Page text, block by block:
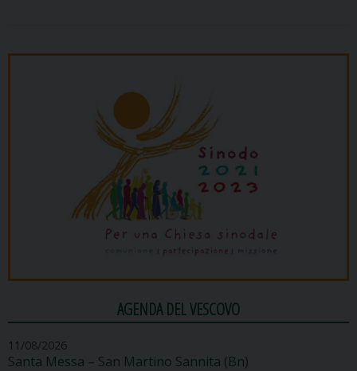
AGENDA DEL VESCOVO
11/08/2026
Santa Messa – San Martino Sannita (Bn)